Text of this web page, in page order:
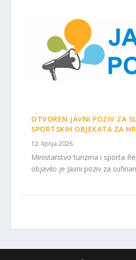
OTVOREN JAVNI POZIV ZA
SPORTSKIH OBJEKATA ZA
12. lipnja 2026.
Ministarstvo turizma i sporta
objavilo je Javni poziv za